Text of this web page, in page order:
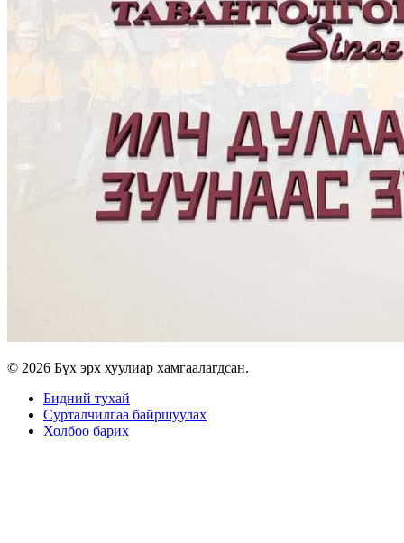
© 2026 Бүх эрх хуулиар хамгаалагдсан.
Бидний тухай
Сурталчилгаа байршуулах
Холбоо барих